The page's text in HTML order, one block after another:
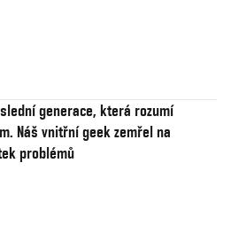
generace, která rozumí
Náš vnitřní geek zemřel na
problémů